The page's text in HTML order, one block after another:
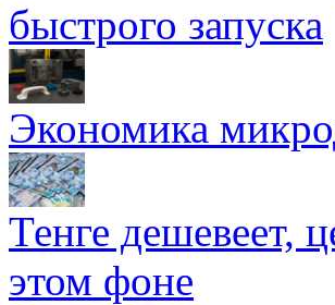
быстрого запуска
Экономика
Тенге дешевеет,
этом фоне